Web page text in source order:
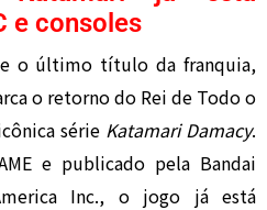
e consoles
o último título da franquia,
o retorno do Rei de Todo o
série Katamari Damacy.
e publicado pela Bandai
Inc., o jogo já está